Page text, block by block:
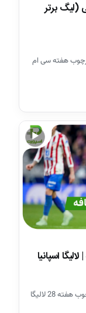
(لیگ برتر
هفته سی ام
▶
خلاصه بازی اتلتیکومادرید مقابل ختافه در چارچوب هفته 28 لالیگا